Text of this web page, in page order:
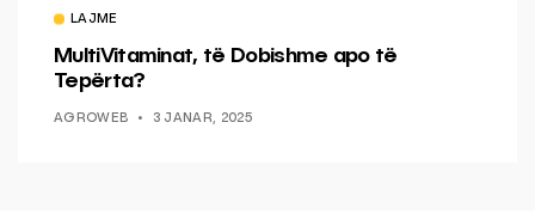
LAJME
MultiVitaminat, të Dobishme apo të
Tepërta?
AGROWEB 3 JANAR, 2025